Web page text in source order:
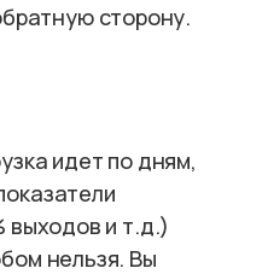
сторону.
идет по дням,
выходов и т.д.)
нельзя. Вы